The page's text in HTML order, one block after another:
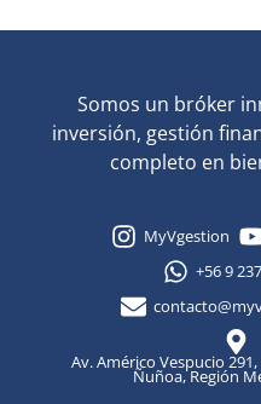
Somos un bróker
inversión, gestión
completo en
MyVgestion
+56 9
Av. Américo Vespucio
Ñuñoa, Región